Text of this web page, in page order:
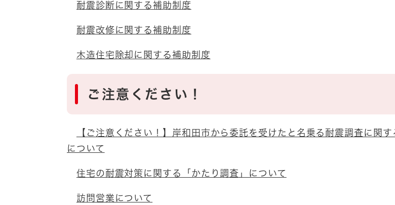
耐震診断に関する補助制度
耐震改修に関する補助制度
木造住宅除却に関する補助制度
ご注意ください！
【ご注意ください！】岸和田市から委託を受けたと名乗る耐震調査に関す
について
住宅の耐震対策に関する「かたり調査」について
訪問営業について